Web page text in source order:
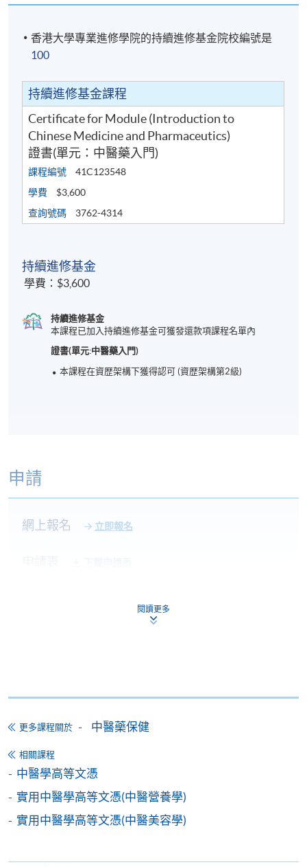
香港大學專業進修學院的持續進修基金院校編號是
100
持續進修基金課程
Certificate for Module (Introduction to
Chinese Medicine and Pharmaceutics)
證書(單元：中醫藥入門)
課程編號
41C123548
學費
$3,600
查詢號碼
3762-4314
持續進修基金
學費：$3,600
持續進修基金
本課程已加入持續進修基金可獲發還款項課程名單內
證書(單元:中醫藥入門)
本課程在資歴架構下獲得認可 (資歴架構第2級)
申請
網上報名 立即報名
讀學歷頒授課程設有網上服務，在學學員亦可以「微
Alipay) 或 「轉數快」(FPS) 繳付學費。
報讀新課程
申請人可按該課程網頁的右上角的
閱讀更多
更多課程關於 中醫藥保健
相關課程
中醫學高等文憑
實用中醫學高等文憑(中醫營養學)
實用中醫學高等文憑(中醫美容學)